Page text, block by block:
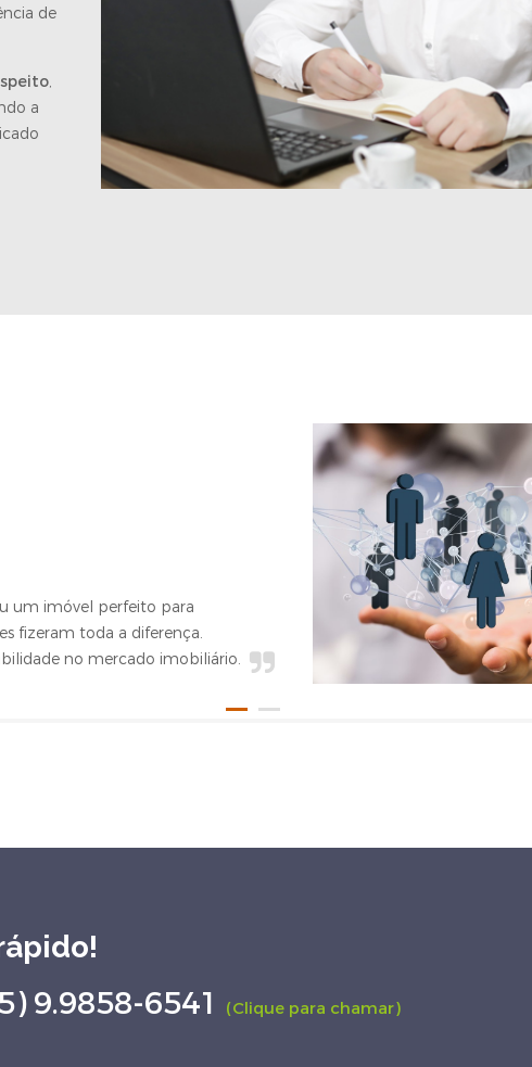
de
,
a
um imóvel perfeito para
fizeram toda a diferença.
no mercado imobiliário.
Estou extremamente satisfeito
convêniencia. Seu
rápida acima do que eu
Luca Kinast, Mercedes
9.9858-6541 (Clique para chamar)